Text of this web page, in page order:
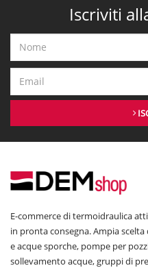
Iscriviti
E-commerce di termoidraulica
in pronta consegna. Ampia
e acque sporche, pompe per
sollevamento acque, gruppi di